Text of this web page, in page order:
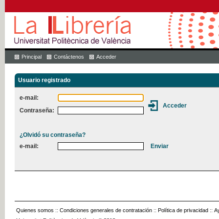
Principal Contáctenos Acceder
Usuario registrado
e-mail:
Contraseña:
¿Olvidó su contraseña?
e-mail:
Quienes somos :: Condiciones generales de contratación :: Política de privacidad ::